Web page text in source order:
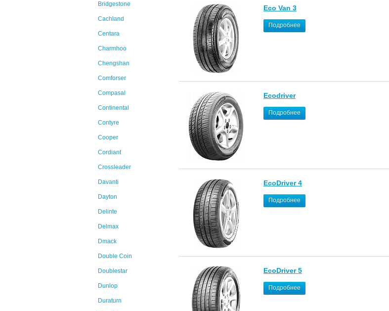
Bridgestone
Cachland
Centara
Charmhoo
Chengshan
Comforser
Compasal
Continental
Contyre
Cooper
Cordiant
Crossleader
Davanti
Dayton
Delinte
Delmax
Dmack
Double Coin
Doublestar
Dunlop
Duraturn
Eco Van 3
Подробнее
Ecodriver
Подробнее
EcoDriver 4
Подробнее
EcoDriver 5
Подробнее